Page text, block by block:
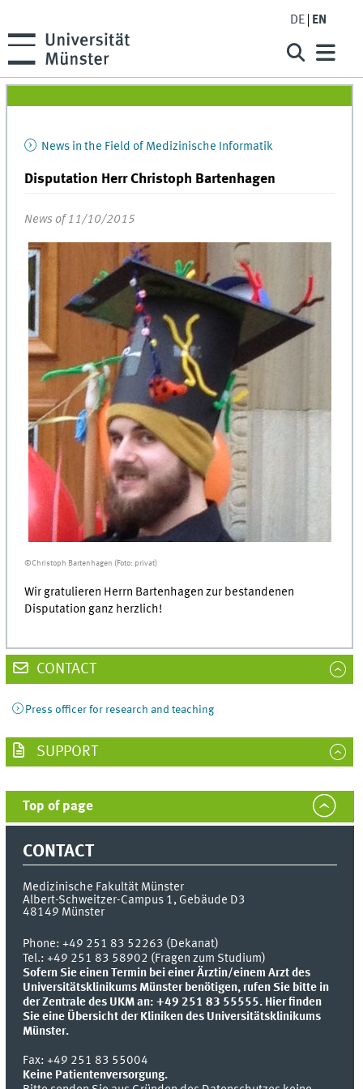
DE EN
News in the Field of Medizinische Informatik
Disputation Herr Christoph Bartenhagen
News of 11/10/2015
©Christoph Bartenhagen (Foto: privat)
Wir gratulieren Herrn Bartenhagen zur bestandenen
Disputation ganz herzlich!
CONTACT
Press officer for research and teaching
SUPPORT
Top of page
CONTACT
Medizinische Fakultät Münster
Albert-Schweitzer-Campus 1, Gebäude D3
48149 Münster
Phone:+49 251 83 52263 (Dekanat)
Tel.: +49 251 83 58902 (Fragen zum Studium)
Sofern Sie einen Termin bei einer Ärztin/einem Arzt des
Universitätsklinikums Münster benötigen, rufen Sie bitte in
der Zentrale des UKM an: +49 251 83 55555. Hier finden
Sie eine Übersicht der Kliniken des Universitätsklinikums
Münster.
Fax:+49 251 83 55004
Keine Patientenversorgung.